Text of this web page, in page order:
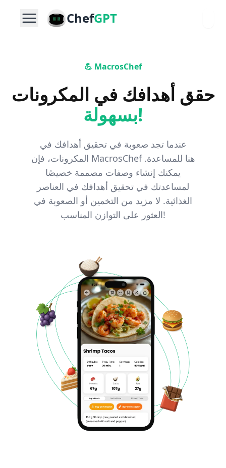
ChefGPT
💪 MacrosChef
حقق أهدافك في المكرونات
بسهولة!
عندما تجد صعوبة في تحقيق أهدافك في
المكرونات، فإن MacrosChef هنا للمساعدة.
يمكنك إنشاء وصفات مصممة خصيصًا
لمساعدتك في تحقيق أهدافك في العناصر
الغذائية. لا مزيد من التخمين أو الصعوبة في
العثور على التوازن المناسب!